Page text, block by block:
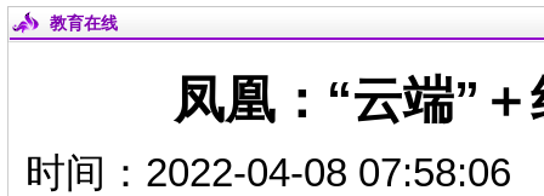
教育在线
凤凰：“云端”
时间：2022-04-08